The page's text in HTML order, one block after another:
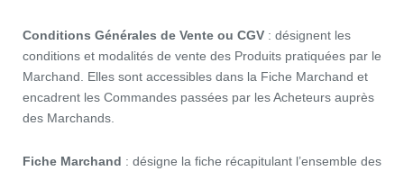
Conditions Générales de Vente ou CGV : désignent les
conditions et modalités de vente des Produits pratiquées par le
Marchand. Elles sont accessibles dans la Fiche Marchand et
encadrent les Commandes passées par les Acheteurs auprès
des Marchands.
Fiche Marchand : désigne la fiche récapitulant l’ensemble des